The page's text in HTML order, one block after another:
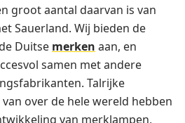
groot aantal daarvan is van
Sauerland. Wij bieden de
Duitse merken aan, en
samen met andere
Talrijke
over de hele wereld hebben
van merklampen,